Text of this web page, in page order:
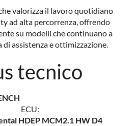
valorizza il lavoro quotidiano
ad alta percorrenza, offrendo
su modelli che continuano a
di assistenza e ottimizzazione.
tecnico
ECU:
HDEP MCM2.1 HW D4